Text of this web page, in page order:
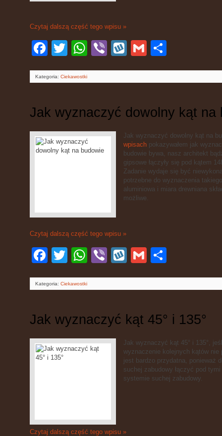
Czytaj dalszą część tego wpisu »
Facebook
Twitter WhatsApp
Viber WykopGmail
Kategoria: Ciekawostki
Jak wyznaczyć dowolny kąt na
Jak wyznaczyć dowolny kąt na
wpisach pokazywałem jak
budowie bywa, nasz architekt
gipsowe łączyły się pod kątem
Zadanie wydaje się być
potrzebne do wyznaczenia
aluminiowa i miara drewniana
możliwe.
Czytaj dalszą część tego wpisu »
Facebook
Twitter WhatsApp
Viber WykopGmail
Kategoria: Ciekawostki
Jak wyznaczyć kąt 45° i 135°
Jak wyznaczyć kąt 45° i 135°,
wyznaczenie kolejnych kątów
jest bardzo przydatna, ponieważ
suchej zabudowy łączyć pod
systemie suchej zabudowy.
Czytaj dalszą część tego wpisu »